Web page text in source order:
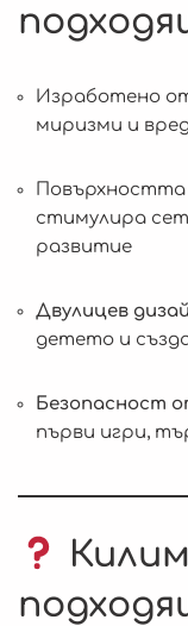
Изработено
миризми и
Повърхността
стимулира
развитие
Двулицев
детето и
Безопасност
първи игри,